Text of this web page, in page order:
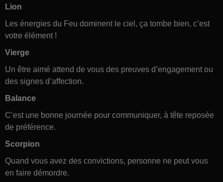
Lion
Les énergies du Feu dominent le ciel, ça tombe bien, c’est
votre élément !
Vierge
Un être aimé attend de vous des preuves d’engagement ou
des signes d’affection.
Balance
C’est une bonne journée pour communiquer, à tête reposée
de préférence.
Scorpion
Quand vous avez des convictions, personne ne peut vous
en faire démordre.